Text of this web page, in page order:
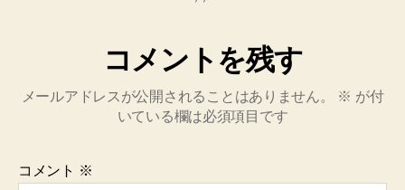
コメントを残す
メールアドレスが公開されることはありません。 ※ が付
いている欄は必須項目です
コメント ※